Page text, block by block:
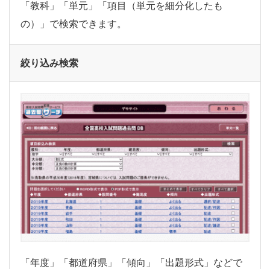
「教科」「単元」「項目（単元を細分化したも
の）」で検索できます。
絞り込み検索
「年度」「都道府県」「傾向」「出題形式」などで